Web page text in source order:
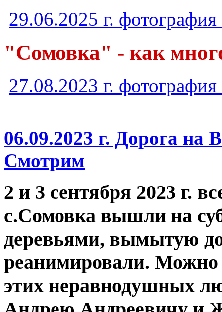
29.06.2025 г.
"Сомовка" - как
27.08.2023 г.
06.09.2023 г. Дорога на
Смотрим
2 и 3 сентября 2023 г.
с.Сомовка вышли на
деревьями, вымытую
реанимировали. Можно
этих неравнодушных